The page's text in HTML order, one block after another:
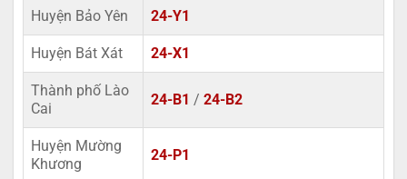
Huyện Bảo Yên 24-Y1
Huyện Bát Xát 24-X1
Thành phố Lào
Cai
24-B1 / 24-B2
Huyện Mường
Khương
24-P1